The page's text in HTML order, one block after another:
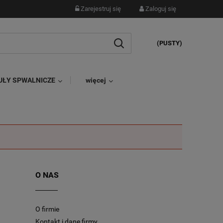
Zarejestruj się Zaloguj się
(PUSTY)
SPWALNICZE więcej
O NAS
O firmie